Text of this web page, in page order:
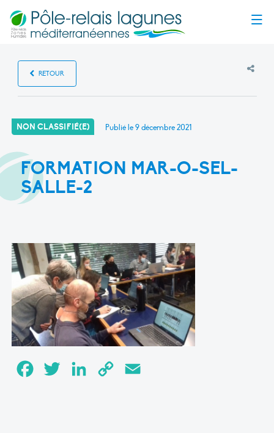
RETOUR
NON CLASSIFIÉ(E) Publié le9 décembre 2021
FORMATION MAR-O-SEL-
SALLE-2
FacebookTwitter LinkedInCopy